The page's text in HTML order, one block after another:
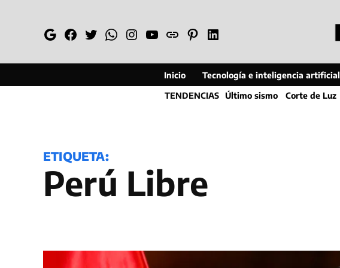
GoogleFacebook
TwitterWhatsapp
Instagram
YouTube
WebPinterestLinkedin
Inicio Tecnología e inteligencia artificial
TENDENCIAS Último sismo Corte de Luz
ETIQUETA:
Perú Libre